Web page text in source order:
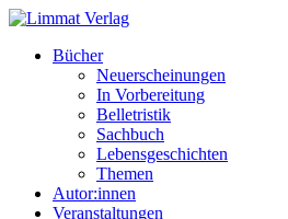
Bücher
Neuerscheinungen
In Vorbereitung
Belletristik
Sachbuch
Lebensgeschichten
Themen
Autor:innen
Veranstaltungen